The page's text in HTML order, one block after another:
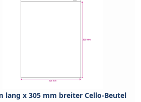
lang x 305 mm breiter Cello-Beutel